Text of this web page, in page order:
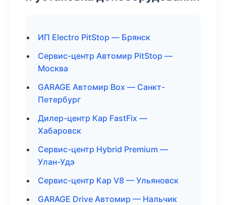
ИП Electro PitStop — Брянск
Сервис-центр Автомир PitStop —
Москва
GARAGE Автомир Box — Санкт-
Петербург
Дилер-центр Кар FastFix —
Хабаровск
Сервис-центр Hybrid Premium —
Улан-Удэ
Сервис-центр Кар V8 — Ульяновск
GARAGE Drive Автомир — Нальчик